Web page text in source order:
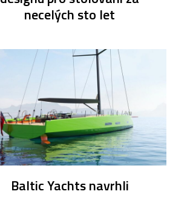
necelých sto let
Baltic Yachts navrhli